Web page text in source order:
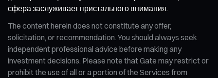
сфера заслуживает пристального внимания.
The content herein does not constitute any offer,
solicitation, or recommendation. You should always seek
independent professional advice before making any
investment decisions. Please note that Gate may restrict or
prohibit the use of all or a portion of the Services from